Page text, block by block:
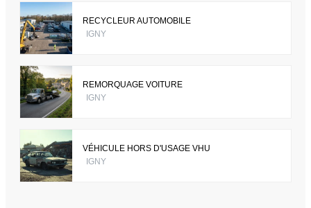
RECYCLEUR AUTOMOBILE
IGNY
REMORQUAGE VOITURE
IGNY
VÉHICULE HORS D'USAGE VHU
IGNY